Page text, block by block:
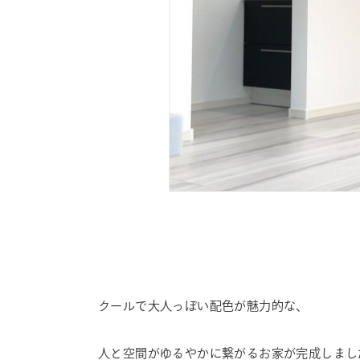
クールで大人っぽい配色が魅力的な、
人と空間がゆるやかに繋がるお家が完成しま